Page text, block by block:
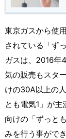
東京ガスから使
されている「ず
ガスは、2016年
気の販売もスタ
けの30A以上の
とも電気1」が
向けの「ずっと
みを行う事がで